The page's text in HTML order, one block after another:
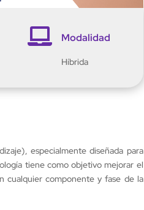
 Modalidad
Híbrida
especialmente diseñada para
tiene como objetivo mejorar el
cualquier componente y fase de la